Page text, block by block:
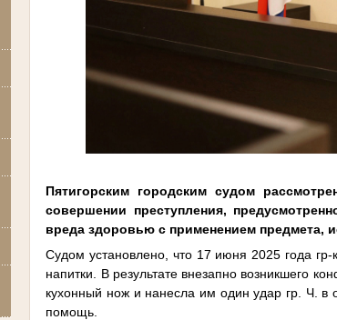
Пятигорским городским судом
совершении преступления,
вреда здоровью с применением предмета,
Судом установлено, что 17 июня 2025 года
напитки. В результате внезапно возникшего
кухонный нож и нанесла им один удар гр. Ч. в
помощь.